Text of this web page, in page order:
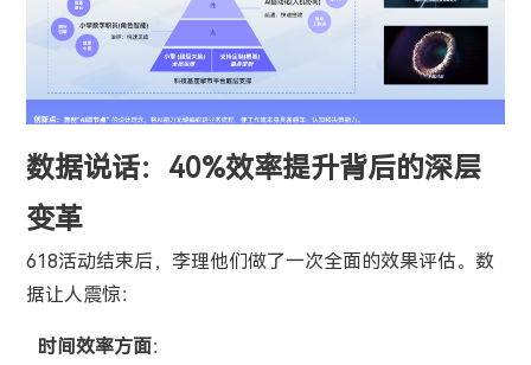
数据说话：40%效率提升背后的深层
变革
618活动结束后，李理他们做了一次全面的效果评估。数
据让人震惊：
时间效率方面：